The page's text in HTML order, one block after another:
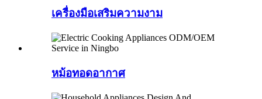
เครื่องมือเสริมความงาม
หม้อทอดอากาศ